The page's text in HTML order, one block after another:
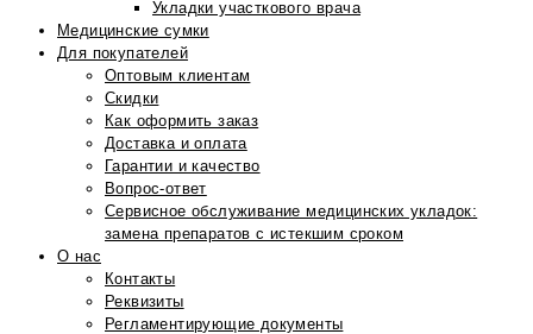
Укладки участкового врача
Медицинские сумки
Для покупателей
Оптовым клиентам
Скидки
Как оформить заказ
Доставка и оплата
Гарантии и качество
Вопрос-ответ
Сервисное обслуживание медицинских укладок:
замена препаратов с истекшим сроком
О нас
Контакты
Реквизиты
Регламентирующие документы